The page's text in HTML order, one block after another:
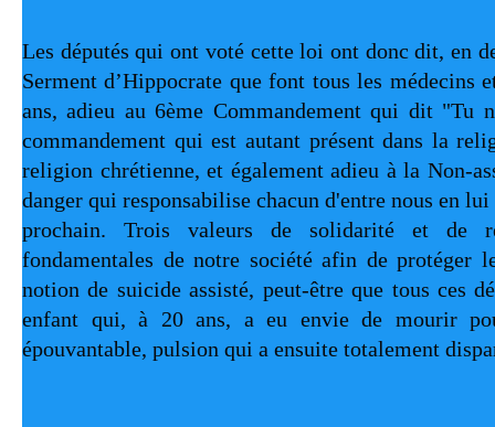
Les députés qui ont voté cette loi ont donc dit, en
Serment d’Hippocrate que font tous les médecins
ans, adieu au 6ème Commandement qui dit "Tu
commandement qui est autant présent dans la
religion chrétienne, et également adieu à la Non-
danger qui responsabilise chacun d'entre nous en
prochain. Trois valeurs de solidarité et de
fondamentales de notre société afin de protéger
notion de suicide assisté, peut-être que tous ces
enfant qui, à 20 ans, a eu envie de mourir
épouvantable, pulsion qui a ensuite totalement